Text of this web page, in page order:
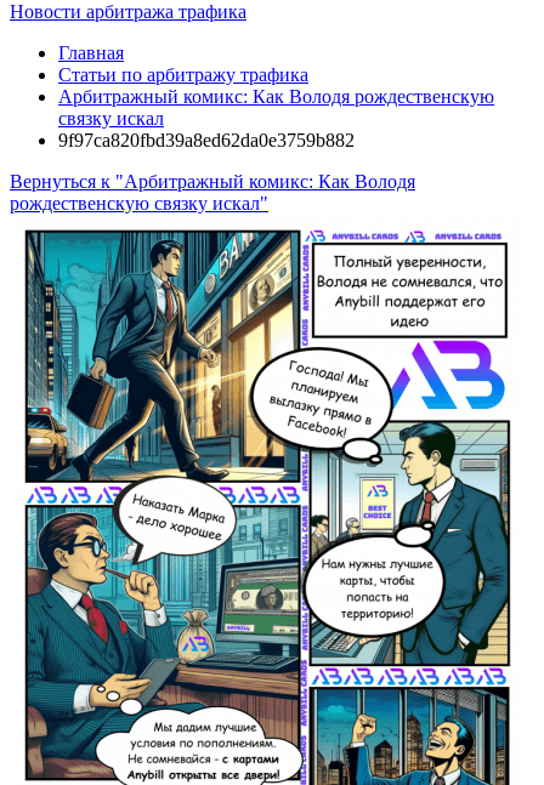
Новости арбитража трафика
Главная
Статьи по арбитражу трафика
Арбитражный комикс: Как Володя рождественскую
связку искал
9f97ca820fbd39a8ed62da0e3759b882
Вернуться к "Арбитражный комикс: Как Володя
рождественскую связку искал"